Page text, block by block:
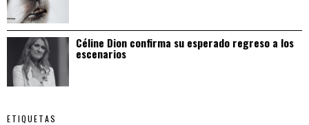
Céline Dion confirma su esperado regreso a los
escenarios
ETIQUETAS